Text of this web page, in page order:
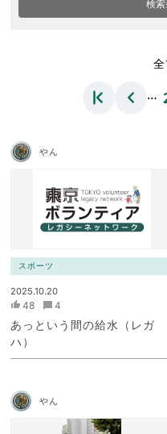
検
…
やん
スポーツ
2025.10.20
48 4
あっという間の給水（レガ
ハ）
やん